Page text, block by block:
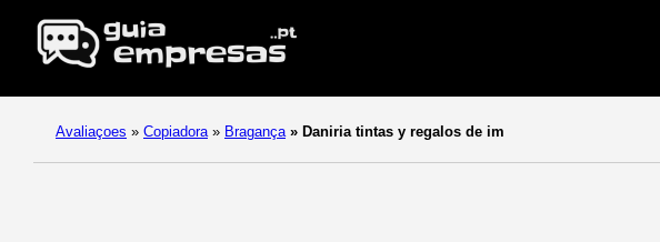
Avaliaçoes » Copiadora » Bragança » Daniria tintas y regalos de im